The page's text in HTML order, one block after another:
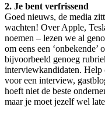
2. Je bent verfrissend
Goed nieuws, de media
wachten! Over Apple,
noemen – lezen we al
om eens een
bijvoorbeeld genoeg
interviewkandidaten. Help
voor een interview,
hoeft niet de beste
maar je moet jezelf wel